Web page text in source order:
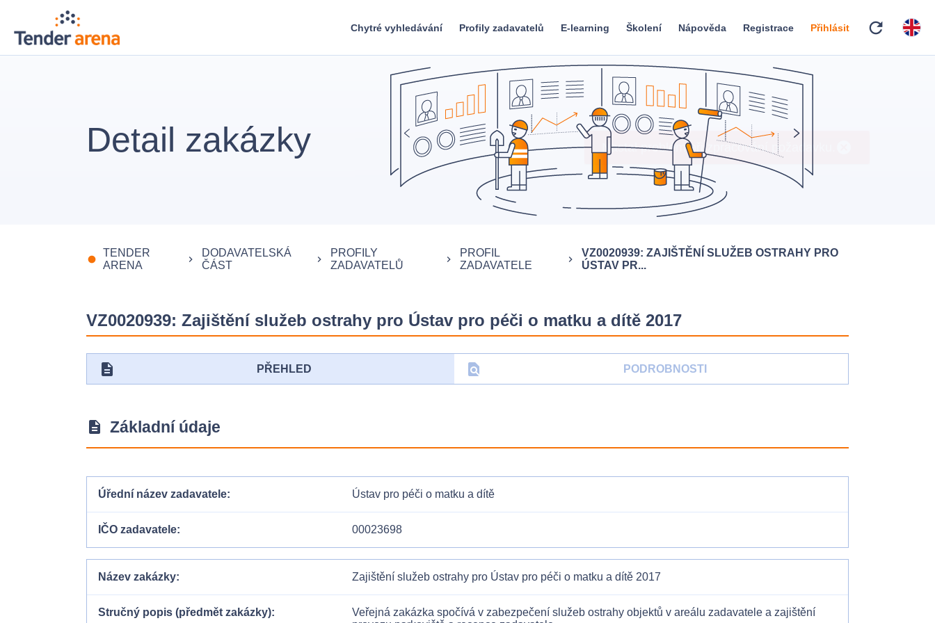
Chytré vyhledávání Profily zadavatelů E-learning Školení Nápověda Registrace Přihlásit refresh
Detail zakázky
fiber_manual_record
TENDER
ARENA
keyboard_arrow_right
DODAVATELSKÁ
ČÁST
keyboard_arrow_right
PROFILY
ZADAVATELŮ
keyboard_arrow_right
PROFIL
ZADAVATELE
keyboard_arrow_right
VZ0020939: ZAJIŠTĚNÍ SLUŽEB OSTRAHY PRO
ÚSTAV PR...
VZ0020939: Zajištění služeb ostrahy pro Ústav pro péči o matku a dítě 2017
description PŘEHLED find_in_page PODROBNOSTI
description Základní údaje
Úřední název zadavatele Ústav pro péči o matku a dítě
IČO zadavatele 00023698
Název zakázky Zajištění služeb ostrahy pro Ústav pro péči o matku a dítě 2017
Stručný popis (předmět zakázky)
Veřejná zakázka spočívá v zabezpečení služeb ostrahy objektů v areálu zadavatele a zajištění